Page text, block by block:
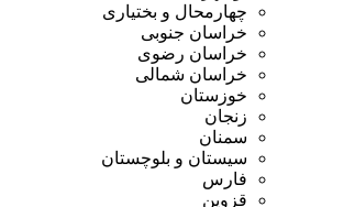
چهارمحال و بختیاری
خراسان جنوبی
خراسان رضوی
خراسان شمالی
خوزستان
زنجان
سمنان
سیستان و بلوچستان
فارس
قزوین